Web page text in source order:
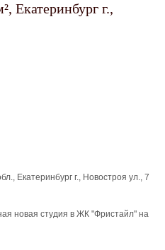
Екатеринбург г.,
Екатеринбург г., Новостроя ул., 7
новая студия в ЖК "Фристайл" на